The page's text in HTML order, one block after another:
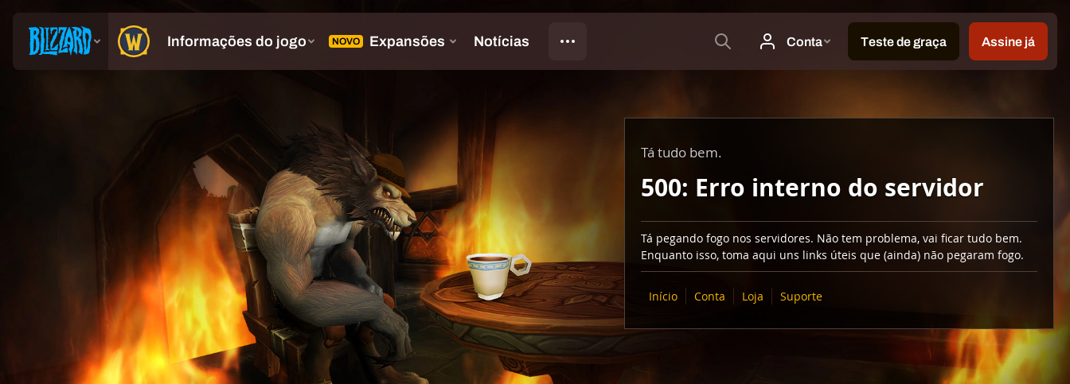
Tá tudo bem.
500: Erro interno do servidor
Tá pegando fogo nos servidores. Não tem problema, vai ficar tudo bem.
Enquanto isso, toma aqui uns links úteis que (ainda) não pegaram fogo.
Início Conta Loja Suporte